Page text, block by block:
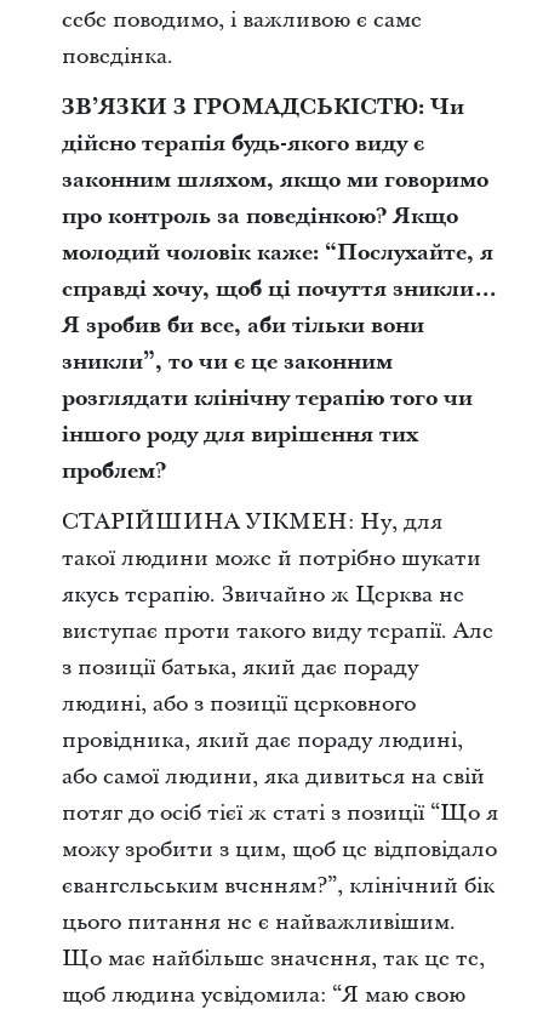
себе поводимо, і важливою є саме
поведінка.
ЗВ’ЯЗКИ З ГРОМАДСЬКІСТЮ: Чи
дійсно терапія будь-якого виду є
законним шляхом, якщо ми говоримо
про контроль за поведінкою? Якщо
молодий чоловік каже: “Послухайте, я
справді хочу, щоб ці почуття зникли…
Я зробив би все, аби тільки вони
зникли”, то чи є це законним
розглядати клінічну терапію того чи
іншого роду для вирішення тих
проблем?
СТАРІЙШИНА УІКМЕН: Ну, для
такої людини може й потрібно шукати
якусь терапію. Звичайно ж Церква не
виступає проти такого виду терапії. Але
з позиції батька, який дає пораду
людині, або з позиції церковного
провідника, який дає пораду людині,
або самої людини, яка дивиться на свій
потяг до осіб тієї ж статі з позиції “Що я
можу зробити з цим, щоб це відповідало
євангельським вченням?”, клінічний бік
цього питання не є найважливішим.
Що має найбільше значення, так це те,
щоб людина усвідомила: “Я маю свою